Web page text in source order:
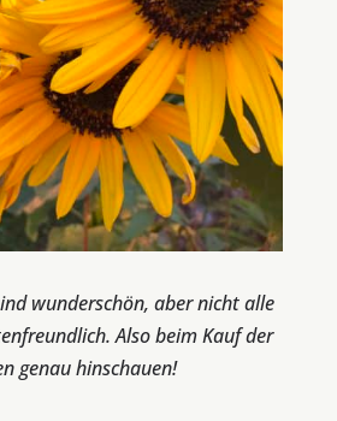
wunderschön, aber nicht alle
Also beim Kauf der
genau hinschauen!